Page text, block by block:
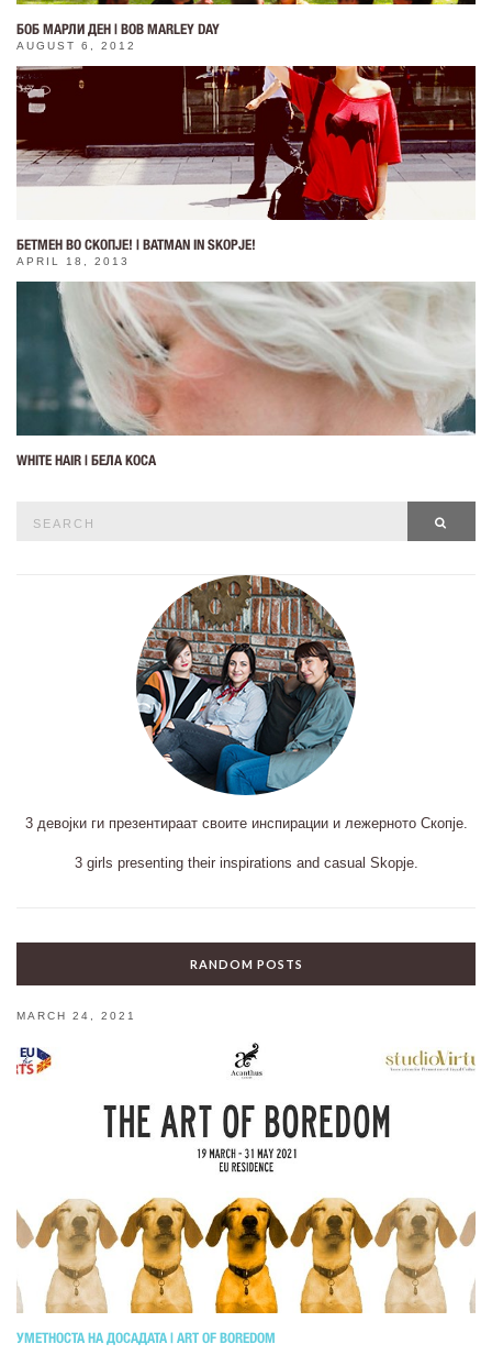
БОБ МАРЛИ ДЕН | BOB MARLEY DAY
AUGUST 6, 2012
БЕТМЕН ВО СКОПЈЕ! | BATMAN IN SKOPJE!
APRIL 18, 2013
WHITE HAIR | БЕЛА КОСА
3 девојки ги презентираат своите инспирации и лежерното Скопје.
3 girls presenting their inspirations and casual Skopje.
RANDOM POSTS
MARCH 24, 2021
УМЕТНОСТА НА ДОСАДАТА | ART OF BOREDOM